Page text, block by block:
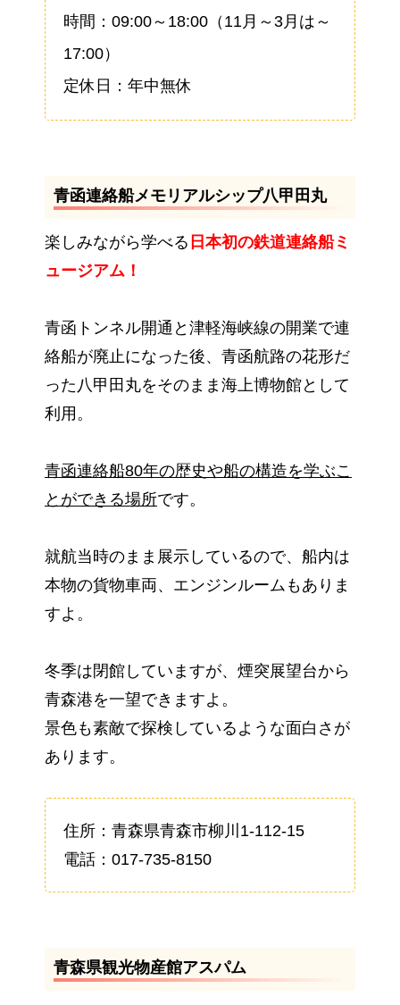
時間：09:00～18:00（11月～3月は～
17:00）
定休日：年中無休
青函連絡船メモリアルシップ八甲田丸
楽しみながら学べる 日本初の鉄道連絡船ミ
ュージアム！
青函トンネル開通と津軽海峡線の開業で連
絡船が廃止になった後、青函航路の花形だ
った八甲田丸をそのまま海上博物館として
利用。
青函連絡船80年の歴史や船の構造を学ぶこ
とができる場所です。
就航当時のまま展示しているので、船内は
本物の貨物車両、エンジンルームもありま
すよ。
冬季は閉館していますが、煙突展望台から
青森港を一望できますよ。
景色も素敵で探検しているような面白さが
あります。
住所：青森県青森市柳川1-112-15
電話：017-735-8150
青森県観光物産館アスパム